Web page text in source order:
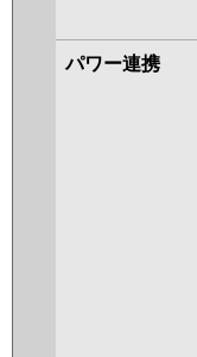
パワー連携